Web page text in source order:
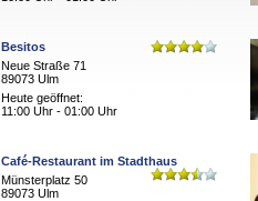
Besitos
Neue Straße 71
89073 Ulm
Heute geöffnet:
11:00 Uhr - 01:00 Uhr
Café-Restaurant im Stadthaus
Münsterplatz 50
89073 Ulm